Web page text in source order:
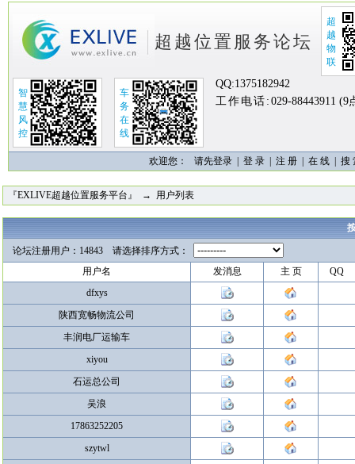
超越位置服务论坛
超
越
物
联
智
慧
风
控
车
务
在
线
QQ:1375182942
工作电话: 029-88443911 (9
欢迎您： 请先登录 | 登 录 注 册 在 线 搜
『EXLIVE超越位置服务平台』 → 用户列表
论坛注册用户：14843 请选择排序方式：
用户名
发消息 主 页
QQ
dfxys
陕西宽畅物流公司
丰润电厂运输车
xiyou
石运总公司
吴浪
17863252205
szytwl